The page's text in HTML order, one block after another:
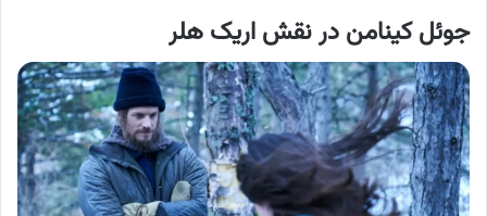
جوئل کینامن در نقش اریک هلر